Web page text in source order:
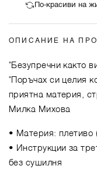
По-красиви на
ОПИСАНИЕ НА
"Безупречни както
"Поръчах си целия
приятна материя,
Милка Михова
• Материя: плетиво
• Инструкции за
без сушилня